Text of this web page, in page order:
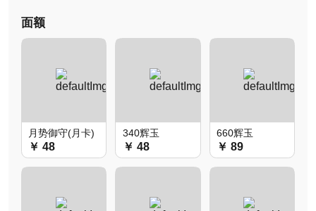
面额
月势御守(月卡)
￥ 48
340辉玉
￥ 48
660辉玉
￥ 89